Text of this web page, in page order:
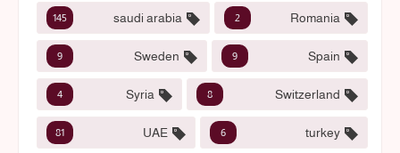
Romania
2
saudi arabia
145
Spain
9
Sweden
9
Switzerland
8
Syria
4
turkey
6
UAE
81